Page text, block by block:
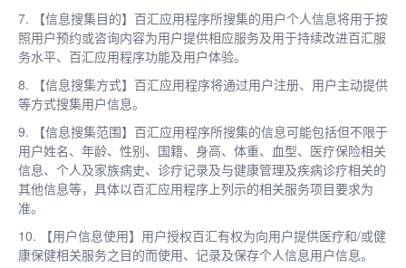
7. 【信息搜集目的】百汇应用程序所搜集的用户个人信息将用于按
照用户预约或咨询内容为用户提供相应服务及用于持续改进百汇服
务水平、百汇应用程序功能及用户体验。
8. 【信息搜集方式】百汇应用程序将通过用户注册、用户主动提供
等方式搜集用户信息。
9. 【信息搜集范围】百汇应用程序所搜集的信息可能包括但不限于
用户姓名、年龄、性别、国籍、身高、体重、血型、医疗保险相关
信息、个人及家族病史、诊疗记录及与健康管理及疾病诊疗相关的
其他信息等，具体以百汇应用程序上列示的相关服务项目要求为
准。
10. 【用户信息使用】用户授权百汇有权为向用户提供医疗和/或健
康保健相关服务之目的而使用、记录及保存个人信息用户信息。